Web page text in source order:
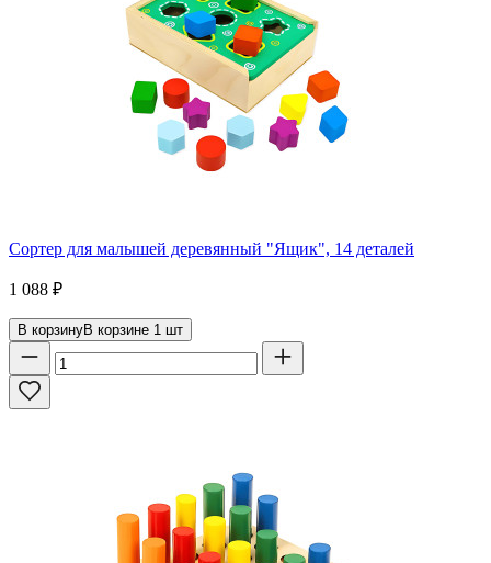
Сортер для малышей деревянный "Ящик", 14 деталей
1 088 ₽
В корзинуВ корзине 1 шт